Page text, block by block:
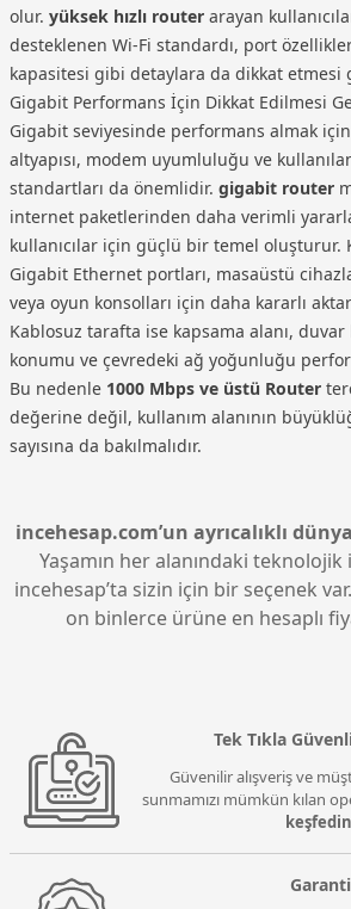
olur. yüksek hızlı router arayan
desteklenen Wi-Fi standardı, port
kapasitesi gibi detaylara da dikkat etmesi
Gigabit Performans İçin Dikkat Edilmesi
Gigabit seviyesinde performans almak
altyapısı, modem uyumluluğu ve
standartları da önemlidir. gigabit router
internet paketlerinden daha verimli
kullanıcılar için güçlü bir temel oluşturur.
Gigabit Ethernet portları, masaüstü
veya oyun konsolları için daha kararlı
Kablosuz tarafta ise kapsama alanı, duvar
konumu ve çevredeki ağ yoğunluğu
Bu nedenle 1000 Mbps ve üstü Router
değerine değil, kullanım alanının
sayısına da bakılmalıdır.
incehesap.com’un ayrıcalıklı
Yaşamın her alanındaki teknolojik
incehesap’ta sizin için bir seçenek
on binlerce ürüne en hesaplı
Tek Tıkla
Güvenilir alışveriş ve
sunmamızı mümkün kılan
keşfedin
Garanti